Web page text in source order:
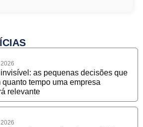
as pequenas decisões que
quanto tempo uma empresa
relevante